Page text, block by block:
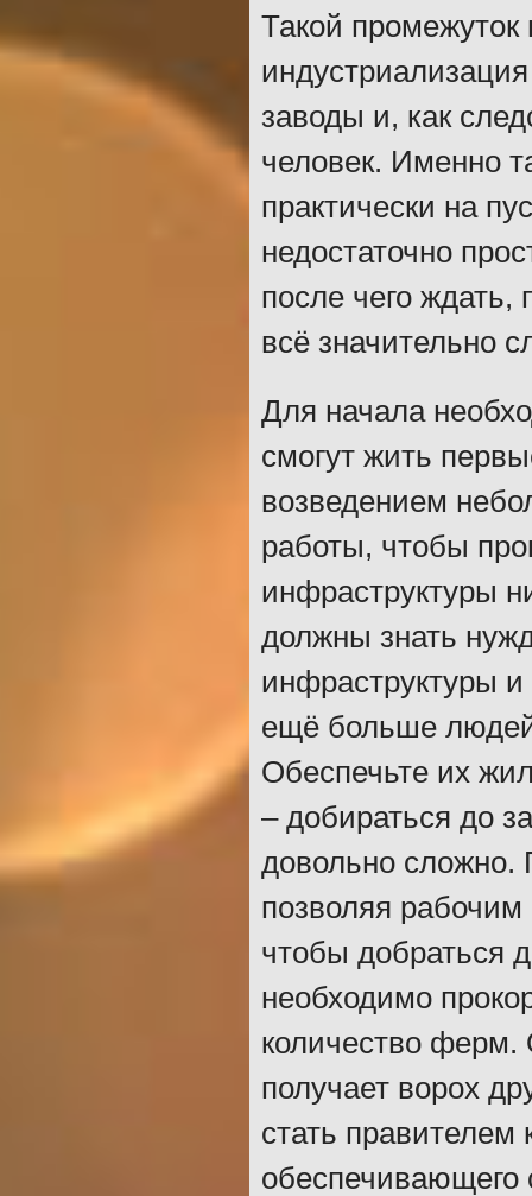
Такой
заводы и, как
человек. Именно
практически на
недостаточно
после чего ждать,
всё значительно
Для начала
смогут жить
возведением
работы, чтобы
инфраструктуры
должны знать
инфраструктуры и
ещё больше
Обеспечьте их
– добираться до
довольно сложно.
позволяя рабочим
чтобы добраться
необходимо
количество
получает ворох
стать правителем